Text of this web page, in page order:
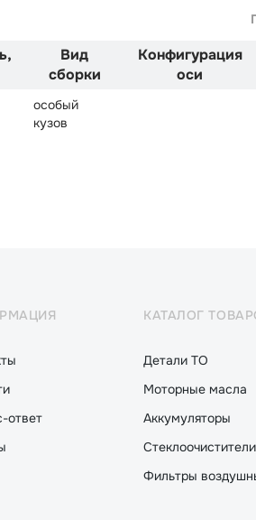
Вид
сборки
Конфигурация
оси
особый
кузов
ответ
КАТАЛОГ
Детали ТО
Моторные масла
Аккумуляторы
Стеклоочистители
Фильтры